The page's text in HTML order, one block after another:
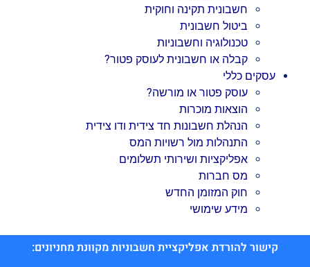
חשבונית תקינה וחוקית
ביטול חשבונית
טכנולוגיה וחשבוניות
קבלה או חשבונית לעוסק פטור?
עסקים כללי
עוסק פטור או מורשה?
הוצאות מוכרות
הנהלת חשבונות חד צידית ודו צידית
התנהלות מול רשויות המס
אפליקציות ושירותי תשלומים
מס חברות
חוק המזומן החדש
מידע שימושי
קישור להורדת אפליקציית חשבוניות מקוונת מחניונים: